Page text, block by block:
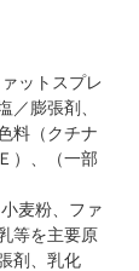
ットスプレ
／膨張剤、
料（クチナ
）、（一部
麦粉、ファ
等を主要原
剤、乳化